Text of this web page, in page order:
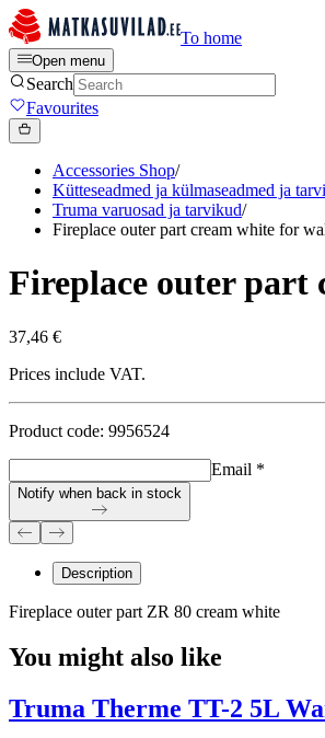
To home
Open menu
Search
Favourites
Accessories Shop/
Kütteseadmed ja külmaseadmed ja
Truma varuosad ja tarvikud/
Fireplace outer part cream white for
Fireplace outer part
37,46 €
Prices include VAT.
Product code: 9956524
Email *
Notify when back in stock
Description
Fireplace outer part ZR 80 cream white
You might also like
Truma Therme TT-2 5L